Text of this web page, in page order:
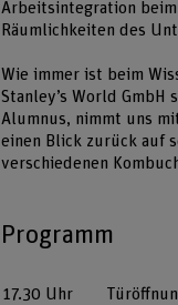
Arbeitsintegration
Räumlichkeiten des
Wie immer ist beim
Stanley’s World GmbH
Alumnus, nimmt uns
einen Blick zurück auf
verschiedenen
Programm
17.30 Uhr